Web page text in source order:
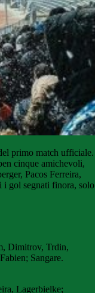
primo match ufficiale.
cinque amichevoli,
Pacos Ferreira,
i gol segnati finora, solo
Dimitrov, Trdin,
Sangare.
Lagerbielke;